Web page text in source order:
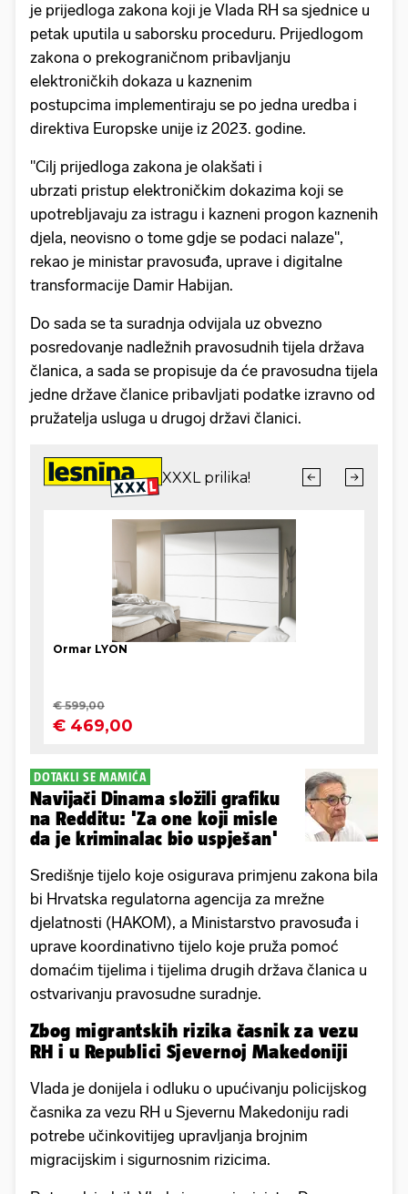
je prijedloga zakona koji je Vlada RH sa sjednice u
petak uputila u saborsku proceduru. Prijedlogom
zakona o prekograničnom pribavljanju
elektroničkih dokaza u kaznenim
postupcima implementiraju se po jedna uredba i
direktiva Europske unije iz 2023. godine.
"Cilj prijedloga zakona je olakšati i
ubrzati pristup elektroničkim dokazima koji se
upotrebljavaju za istragu i kazneni progon kaznenih
djela, neovisno o tome gdje se podaci nalaze",
rekao je ministar pravosuđa, uprave i digitalne
transformacije Damir Habijan.
Do sada se ta suradnja odvijala uz obvezno
posredovanje nadležnih pravosudnih tijela država
članica, a sada se propisuje da će pravosudna tijela
jedne države članice pribavljati podatke izravno od
pružatelja usluga u drugoj državi članici.
DOTAKLI SE MAMIĆA
Navijači Dinama složili grafiku
na Redditu: 'Za one koji misle
da je kriminalac bio uspješan'
Središnje tijelo koje osigurava primjenu zakona bila
bi Hrvatska regulatorna agencija za mrežne
djelatnosti (HAKOM), a Ministarstvo pravosuđa i
uprave koordinativno tijelo koje pruža pomoć
domaćim tijelima i tijelima drugih država članica u
ostvarivanju pravosudne suradnje.
Zbog migrantskih rizika časnik za vezu
RH i u Republici Sjevernoj Makedoniji
Vlada je donijela i odluku o upućivanju policijskog
časnika za vezu RH u Sjevernu Makedoniju radi
potrebe učinkovitijeg upravljanja brojnim
migracijskim i sigurnosnim rizicima.